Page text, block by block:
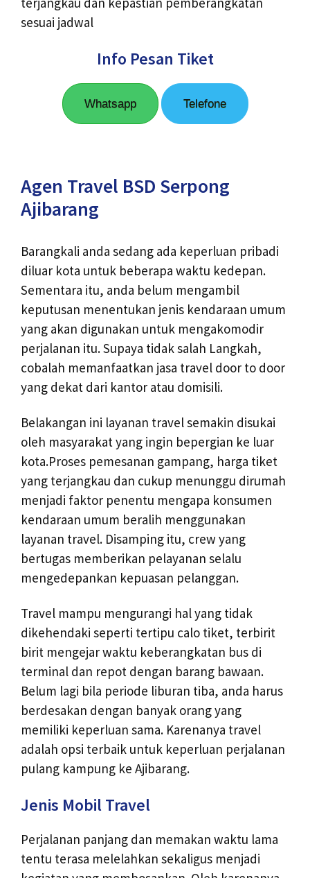
sesuai jadwal
Info Pesan Tiket
Whatsapp Telefone
Agen Travel BSD Serpong
Ajibarang
Barangkali anda sedang ada keperluan pribadi
diluar kota untuk beberapa waktu kedepan.
Sementara itu, anda belum mengambil
keputusan menentukan jenis kendaraan umum
yang akan digunakan untuk mengakomodir
perjalanan itu. Supaya tidak salah Langkah,
cobalah memanfaatkan jasa travel door to door
yang dekat dari kantor atau domisili.
Belakangan ini layanan travel semakin disukai
oleh masyarakat yang ingin bepergian ke luar
kota.Proses pemesanan gampang, harga tiket
yang terjangkau dan cukup menunggu dirumah
menjadi faktor penentu mengapa konsumen
kendaraan umum beralih menggunakan
layanan travel. Disamping itu, crew yang
bertugas memberikan pelayanan selalu
mengedepankan kepuasan pelanggan.
Travel mampu mengurangi hal yang tidak
dikehendaki seperti tertipu calo tiket, terbirit
birit mengejar waktu keberangkatan bus di
terminal dan repot dengan barang bawaan.
Belum lagi bila periode liburan tiba, anda harus
berdesakan dengan banyak orang yang
memiliki keperluan sama. Karenanya travel
adalah opsi terbaik untuk keperluan perjalanan
pulang kampung ke Ajibarang.
Jenis Mobil Travel
Perjalanan panjang dan memakan waktu lama
tentu terasa melelahkan sekaligus menjadi